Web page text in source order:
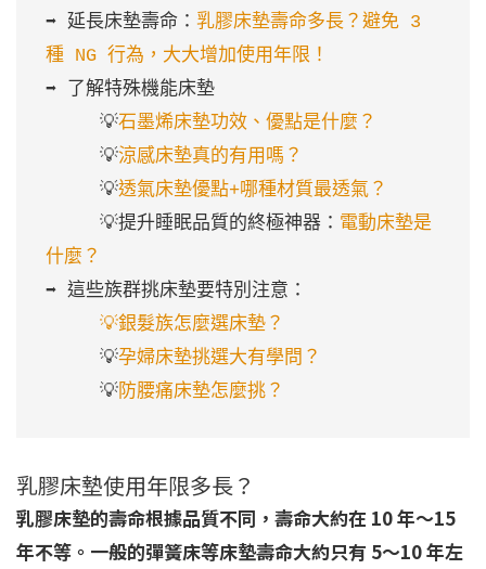
➡️ 延長床墊壽命： 乳膠床墊壽命多長？避免 3
種 NG 行為，大大增加使用年限！
➡️ 了解特殊機能床墊
     💡
石墨烯床墊功效、優點是什麼？
     💡
涼感床墊真的有用嗎？
     💡
透氣床墊優點+哪種材質最透氣？
     💡提升睡眠品質的終極神器：
電動床墊是
什麼？
➡️ 這些族群挑床墊要特別注意：
  💡銀髮族怎麼選床墊？
     💡
孕婦床墊挑選大有學問？
     💡
防腰痛床墊怎麼挑？
乳膠床墊使用年限多長？
乳膠床墊的壽命根據品質不同，壽命大約在 10 年～15
年不等。一般的彈簧床等床墊壽命大約只有 5～10 年左